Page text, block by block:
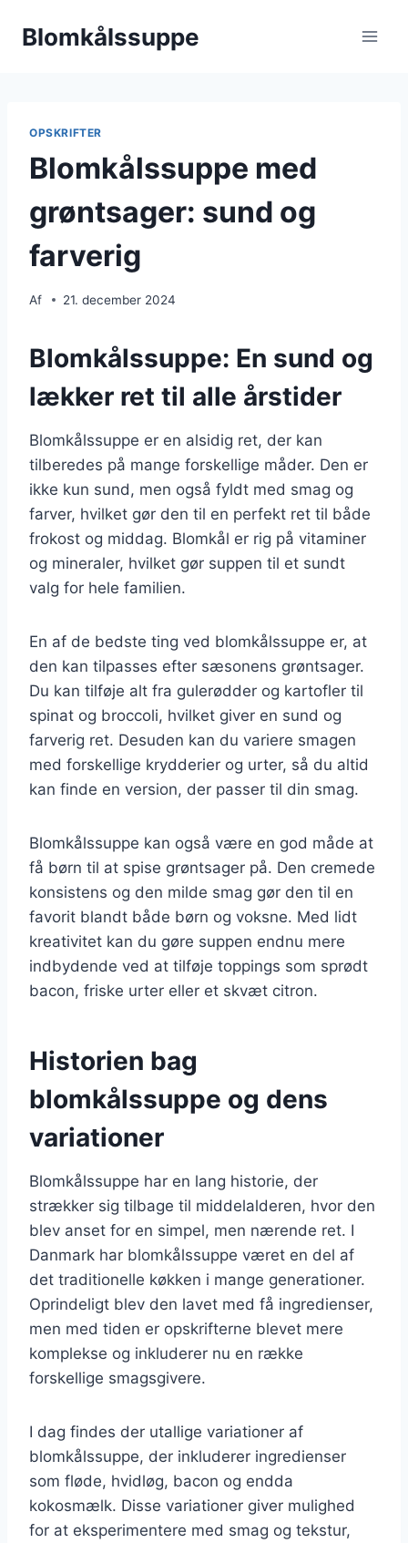
Blomkålssuppe
OPSKRIFTER
Blomkålssuppe med
grøntsager: sund og
farverig
Af 21. december 2024
Blomkålssuppe: En sund og
lækker ret til alle årstider
Blomkålssuppe er en alsidig ret, der kan
tilberedes på mange forskellige måder. Den er
ikke kun sund, men også fyldt med smag og
farver, hvilket gør den til en perfekt ret til både
frokost og middag. Blomkål er rig på vitaminer
og mineraler, hvilket gør suppen til et sundt
valg for hele familien.
En af de bedste ting ved blomkålssuppe er, at
den kan tilpasses efter sæsonens grøntsager.
Du kan tilføje alt fra gulerødder og kartofler til
spinat og broccoli, hvilket giver en sund og
farverig ret. Desuden kan du variere smagen
med forskellige krydderier og urter, så du altid
kan finde en version, der passer til din smag.
Blomkålssuppe kan også være en god måde at
få børn til at spise grøntsager på. Den cremede
konsistens og den milde smag gør den til en
favorit blandt både børn og voksne. Med lidt
kreativitet kan du gøre suppen endnu mere
indbydende ved at tilføje toppings som sprødt
bacon, friske urter eller et skvæt citron.
Historien bag
blomkålssuppe og dens
variationer
Blomkålssuppe har en lang historie, der
strækker sig tilbage til middelalderen, hvor den
blev anset for en simpel, men nærende ret. I
Danmark har blomkålssuppe været en del af
det traditionelle køkken i mange generationer.
Oprindeligt blev den lavet med få ingredienser,
men med tiden er opskrifterne blevet mere
komplekse og inkluderer nu en række
forskellige smagsgivere.
I dag findes der utallige variationer af
blomkålssuppe, der inkluderer ingredienser
som fløde, hvidløg, bacon og endda
kokosmælk. Disse variationer giver mulighed
for at eksperimentere med smag og tekstur,